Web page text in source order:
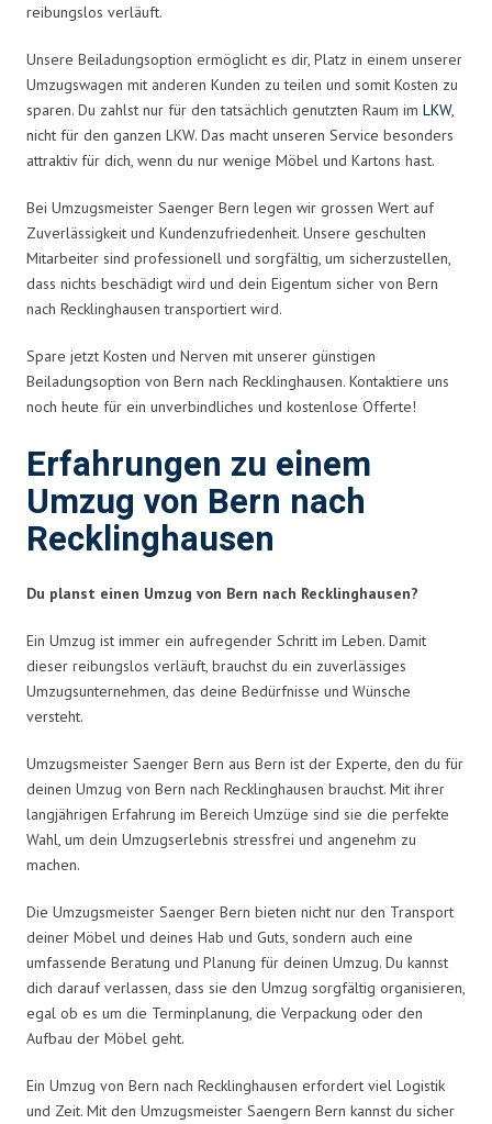
reibungslos verläuft.
Unsere Beiladungsoption ermöglicht es dir, Platz in einem unserer
Umzugswagen mit anderen Kunden zu teilen und somit Kosten zu
sparen. Du zahlst nur für den tatsächlich genutzten Raum im LKW,
nicht für den ganzen LKW. Das macht unseren Service besonders
attraktiv für dich, wenn du nur wenige Möbel und Kartons hast.
Bei Umzugsmeister Saenger Bern legen wir grossen Wert auf
Zuverlässigkeit und Kundenzufriedenheit. Unsere geschulten
Mitarbeiter sind professionell und sorgfältig, um sicherzustellen,
dass nichts beschädigt wird und dein Eigentum sicher von Bern
nach Recklinghausen transportiert wird.
Spare jetzt Kosten und Nerven mit unserer günstigen
Beiladungsoption von Bern nach Recklinghausen. Kontaktiere uns
noch heute für ein unverbindliches und kostenlose Offerte!
Erfahrungen zu einem
Umzug von Bern nach
Recklinghausen
Du planst einen Umzug von Bern nach Recklinghausen?
Ein Umzug ist immer ein aufregender Schritt im Leben. Damit
dieser reibungslos verläuft, brauchst du ein zuverlässiges
Umzugsunternehmen, das deine Bedürfnisse und Wünsche
versteht.
Umzugsmeister Saenger Bern aus Bern ist der Experte, den du für
deinen Umzug von Bern nach Recklinghausen brauchst. Mit ihrer
langjährigen Erfahrung im Bereich Umzüge sind sie die perfekte
Wahl, um dein Umzugserlebnis stressfrei und angenehm zu
machen.
Die Umzugsmeister Saenger Bern bieten nicht nur den Transport
deiner Möbel und deines Hab und Guts, sondern auch eine
umfassende Beratung und Planung für deinen Umzug. Du kannst
dich darauf verlassen, dass sie den Umzug sorgfältig organisieren,
egal ob es um die Terminplanung, die Verpackung oder den
Aufbau der Möbel geht.
Ein Umzug von Bern nach Recklinghausen erfordert viel Logistik
und Zeit. Mit den Umzugsmeister Saengern Bern kannst du sicher